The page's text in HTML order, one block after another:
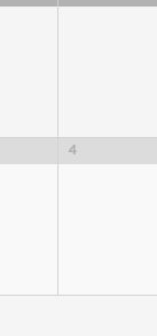
4